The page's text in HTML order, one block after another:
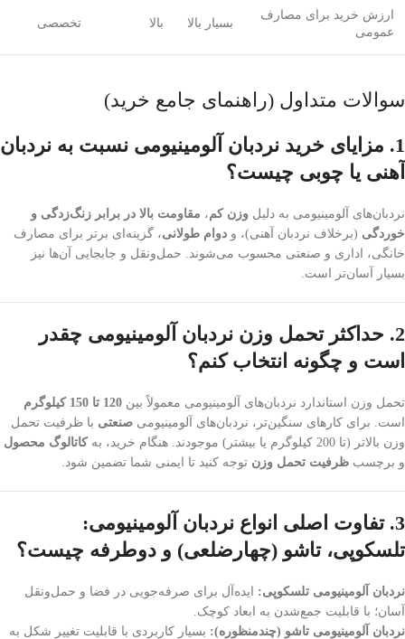
ارزش خرید برای مصارف
عمومی
بسیار بالا بالا تخصصی
سوالات متداول (راهنمای جامع خرید)
1. مزایای خرید نردبان آلومینیومی نسبت به نردبان
آهنی یا چوبی چیست؟
نردبان‌های آلومینیومی به دلیل وزن کم ، مقاومت بالا در برابر زنگ‌زدگی و
خوردگی (برخلاف نردبان آهنی)، و دوام طولانی، گزینه‌ای برتر برای مصارف
خانگی، اداری و صنعتی محسوب می‌شوند. حمل‌ونقل و جابجایی آن‌ها نیز
بسیار آسان‌تر است.
2. حداکثر تحمل وزن نردبان آلومینیومی چقدر
است و چگونه انتخاب کنم؟
تحمل وزن استاندارد نردبان‌های آلومینیومی معمولاً بین 120 تا 150 کیلوگرم
است. برای کارهای سنگین‌تر، نردبان‌های آلومینیومی صنعتی با ظرفیت تحمل
وزن بالاتر (تا 200 کیلوگرم یا بیشتر) موجودند. هنگام خرید، به
کاتالوگ محصول
و برچسب ظرفیت تحمل وزن توجه کنید تا ایمنی شما تضمین شود.
3. تفاوت اصلی انواع نردبان آلومینیومی:
تلسکوپی، تاشو (چهارضلعی) و دوطرفه چیست؟
نردبان آلومینیومی تلسکوپی: ایده‌آل برای صرفه‌جویی در فضا و حمل‌ونقل
آسان؛ با قابلیت جمع‌شدن به ابعاد کوچک.
نردبان آلومینیومی تاشو (چندمنظوره): بسیار کاربردی با قابلیت تغییر شکل به